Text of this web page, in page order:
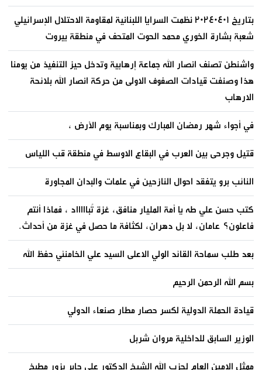
بتاريخ ٢٠٢٤٠٤٠١ نظمت السرايا اللبنانية لمقاومة الاحتلال الإسرائيلي
شعبة بشارة الخوري محمد الحوت المتحف في منطقة بيروت
واشنطن تصنف انصار الله جماعة إرهابية وتدخل حيز التنفيذ من يومنا
هذا وصنفت قيادات الصفوف الاولى من حركة انصار الله بلائحة
الارهاب
في أجواء شهر رمضان المبارك وبمناسبة يوم الأرض ،
قتيل وجرحى بين العرب في البقاع الاوسط في منطقة قب اللياس
النائب برو يتفقد احوال النازحين في علمات والبدان المجاورة
كتب حسن علي طه يا أمة المليار منافق، غزة تُباااااد ، فماذا أنتم
فاعلون؟ عامان، لا بل دهران، لكثافة ما حصل في غزة من أحداث.
بعد طلب سماحة القائد الولي الاعلى السيد علي الخامنئي حفظ الله
بسم الله الرحمن الرحيم
قيادة الحملة الدولية لكسر حصار مطار صنعاء الدولي
الوزير السابق للداخلية مروان شربل
ممثل الامين العام لحزب الله الشيخ الدكتور علي جابر يزور مطبخ